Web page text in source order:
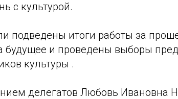
с культурой.
подведены итоги работы за
и проведены выборы
культуры .
делегатов Любовь Ивановна